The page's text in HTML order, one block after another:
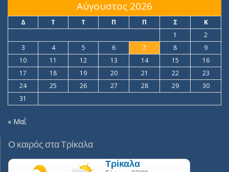
Αύγουστος 2026
Δ Τ Τ Π Π Σ
Κ
1
2
3
4 5 6 7 8
9
10
11 12 13 14 15
16
17
18 19 20 21 22
23
24
25 26 27 28 29
30
31
« Μαΐ
Ο καιρός στα Τρίκαλα